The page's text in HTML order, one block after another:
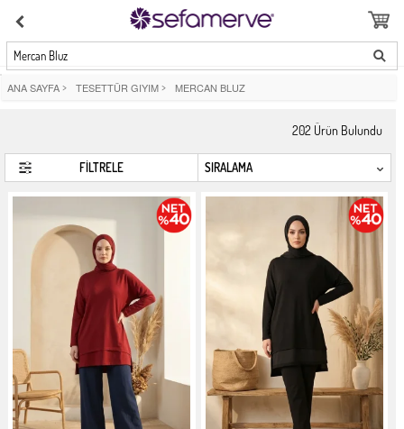
Mercan Bluz
ANA SAYFA > TESETTÜR GIYIM > MERCAN BLUZ
202 Ürün Bulundu
FİLTRELE